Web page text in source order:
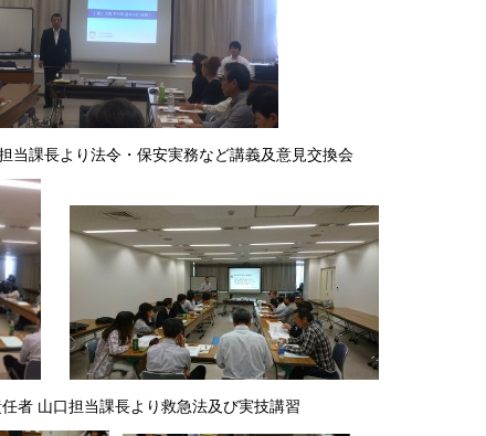
当課長より法令・保安実務など講義及意見交換会
者 山口担当課長より救急法及び実技講習